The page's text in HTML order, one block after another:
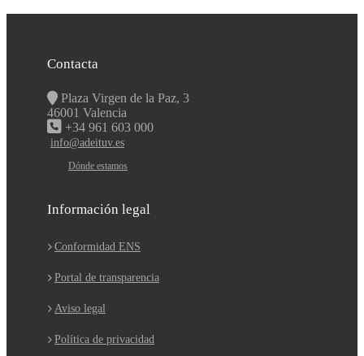
Contacta
Plaza Virgen de la Paz, 3
46001 Valencia
+34 961 603 000
info@adeituv.es
Dónde estamos
Información legal
Conformidad ENS
Portal de transparencia
Aviso legal
Política de privacidad